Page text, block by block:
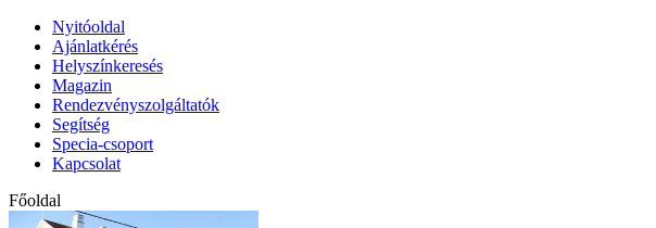
Nyitóoldal
Ajánlatkérés
Helyszínkeresés
Magazin
Rendezvényszolgáltatók
Segítség
Specia-csoport
Kapcsolat
Főoldal